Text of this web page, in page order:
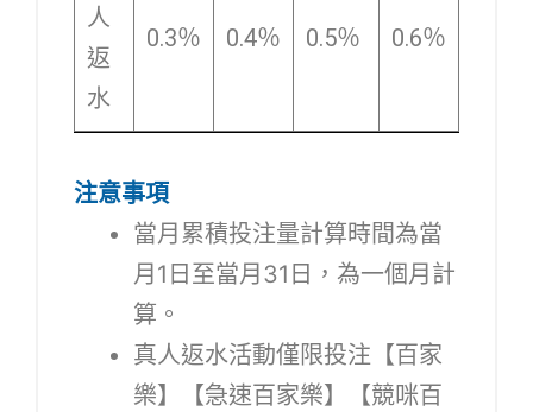
人
返
水
0.3％ 0.4％ 0.5％ 0.6％
注意事項
當月累積投注量計算時間為當
月1日至當月31日，為一個月計
算。
真人返水活動僅限投注【百家
樂】【急速百家樂】【競咪百